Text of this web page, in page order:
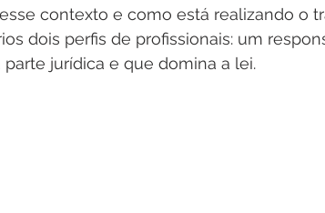
contexto e como está realizando o
dois perfis de profissionais: um
jurídica e que domina a lei.